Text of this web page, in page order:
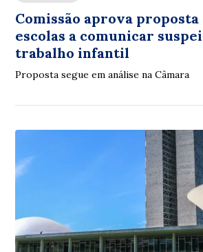
Comissão aprova
escolas a comunicar
trabalho infantil
Proposta segue em análise na Câmara